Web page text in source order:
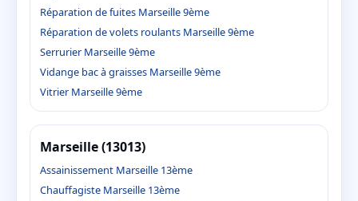
Réparation de fuites Marseille 9ème
Réparation de volets roulants Marseille 9ème
Serrurier Marseille 9ème
Vidange bac à graisses Marseille 9ème
Vitrier Marseille 9ème
Marseille (13013)
Assainissement Marseille 13ème
Chauffagiste Marseille 13ème